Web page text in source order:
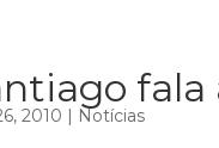
2010 | Notícias